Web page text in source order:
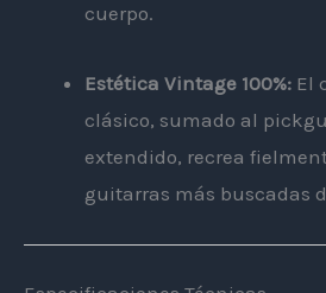
cuerpo.
Estética Vintage 100%: El
clásico, sumado al
extendido, recrea
guitarras más buscadas